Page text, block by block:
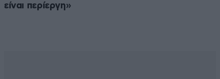
είναι περίεργη»